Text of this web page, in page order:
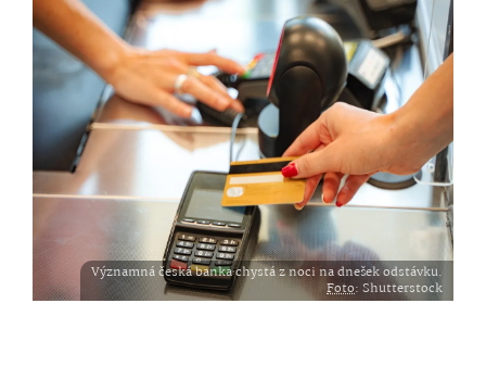
Významná česká banka chystá z noci na dnešek odstávku.
Foto: Shutterstock